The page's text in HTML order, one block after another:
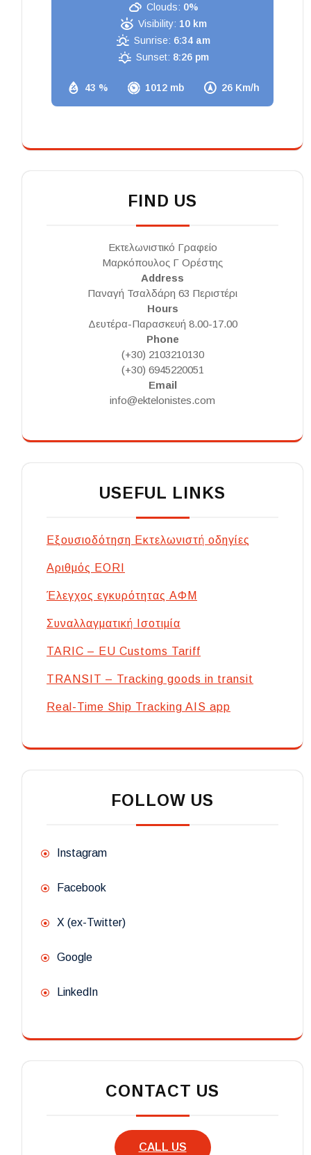
43 % 1012 mb 26 Km/h
Clouds: 0%
Visibility: 10 km
Sunrise: 6:34 am
Sunset: 8:26 pm
FIND US
Εκτελωνιστικό Γραφείο
Μαρκόπουλος Γ Ορέστης
Address
Παναγή Τσαλδάρη 63 Περιστέρι
Hours
Δευτέρα-Παρασκευή 8.00-17.00
Phone
(+30) 2103210130
(+30) 6945220051
Email
info@ektelonistes.com
USEFUL LINKS
Εξουσιοδότηση Εκτελωνιστή οδηγίες
Αριθμός EORI
Έλεγχος εγκυρότητας ΑΦΜ
Συναλλαγματική Ισοτιμία
TARIC – EU Customs Tariff
TRANSIT – Tracking goods in transit
Real-Time Ship Tracking AIS app
FOLLOW US
Instagram
Facebook
X (ex-Twitter)
Google
LinkedIn
CONTACT US
CALL US